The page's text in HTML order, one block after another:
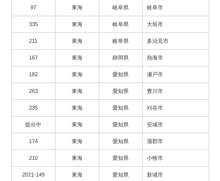
97 東海 岐阜県 岐阜市
335 東海 岐阜県 大垣市
211 東海 岐阜県 多治見市
167 東海 静岡県 熱海市
182 東海 愛知県 瀬戸市
263 東海 愛知県 豊川市
235 東海 愛知県 刈谷市
提出中 東海 愛知県 安城市
174 東海 愛知県 蒲郡市
210 東海 愛知県 小牧市
2021-149 東海 愛知県 新城市